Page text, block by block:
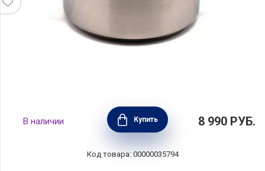
Кастрюля "Европа" 2,2 л, диаметр 16 см,
нержавеющая сталь, Silampos, Португалия,
632123BM6616
В наличии Купить 8 990 РУБ.
Код товара: 00000035794